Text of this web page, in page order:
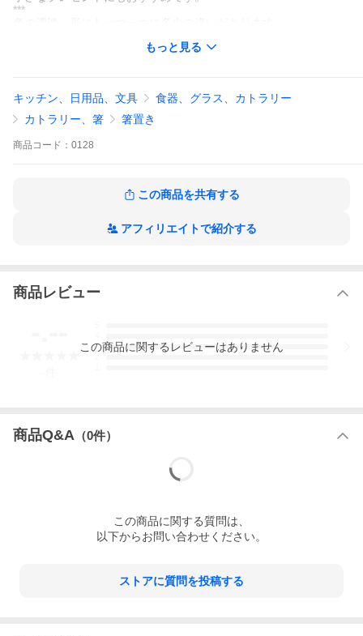
***
す。
（クリックポストはクレジット支払いのみ）
【サイズ】2p
縦/横
約4.5cm X 約2.5cm
□ 一つ一つ釉薬のかかり方に違いがあるので、色に濃淡がありま
※うつわの表面が変化してしまう場合があります。
もっと見る
キッチン、日用品、文具
食器、グラス、カトラリー
カトラリー、箸
箸置き
商品 コード： 0128
この商品を共有する
アフィリエイトで紹介する
商品レビュー
3
この商品に関するレビューはありません
商品Q&A （0件）
この商品に関する質問は、
以下からお問い合わせください。
ストアに質問を投稿する